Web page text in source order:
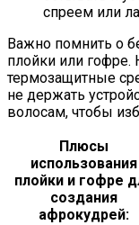
спреем или
Важно помнить о
плойки или гофре.
термозащитные
не держать
волосам, чтобы
Плюсы
использования
плойки и гофре
создания
афрокудрей: